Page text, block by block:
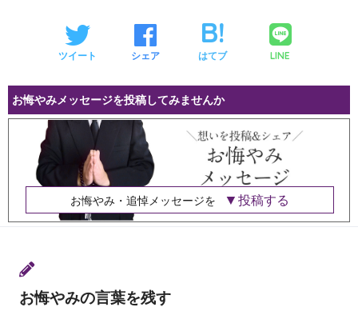
ツイート シェア はてブ LINE
お悔やみメッセージを投稿してみませんか
お悔やみ・追悼メッセージを 投稿する
お悔やみの言葉を残す